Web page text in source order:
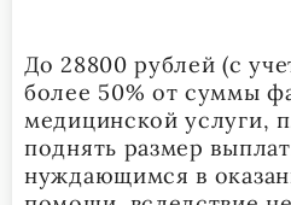
До 28800 рублей (с
более 50% от суммы
медицинской услуги,
поднять размер
нуждающимся в